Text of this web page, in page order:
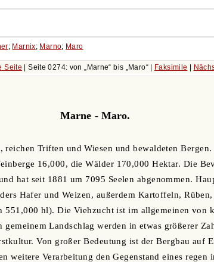
; Marnix; Marno; Maro
Seite | Seite 0274: von Marne bis Maro | Faksimile
Marne - Maro.
reichen Triften und Wiesen und bewaldeten
16,000, die Wälder 170,000 Hektar. Die
hat seit 1881 um 7095 Seelen abgenommen.
Hafer und Weizen, außerdem Kartoffeln, Rüben,
hl). Die Viehzucht ist im allgemeinen von
gemeinem Landschlag werden in etwas größerer
Von großer Bedeutung ist der Bergbau auf
weitere Verarbeitung den Gegenstand eines